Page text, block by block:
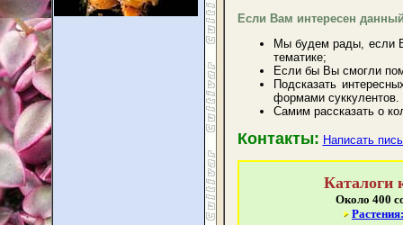
Если Вам интересен
Мы будем рады, если
тематике;
Если бы Вы смогли
Подсказать
формами суккулентов.
Самим рассказать о
Контакты: Написать
Каталоги
Около 400